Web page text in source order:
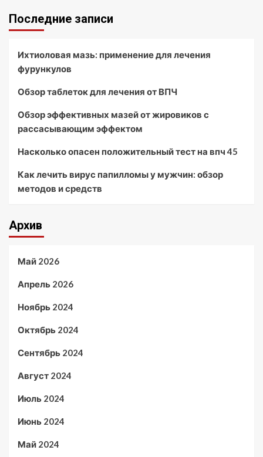
Последние записи
Ихтиоловая мазь: применение для лечения
фурункулов
Обзор таблеток для лечения от ВПЧ
Обзор эффективных мазей от жировиков с
рассасывающим эффектом
Насколько опасен положительный тест на впч 45
Как лечить вирус папилломы у мужчин: обзор
методов и средств
Архив
Май 2026
Апрель 2026
Ноябрь 2024
Октябрь 2024
Сентябрь 2024
Август 2024
Июль 2024
Июнь 2024
Май 2024